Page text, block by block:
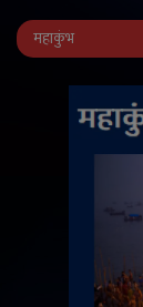
महाकुंभ